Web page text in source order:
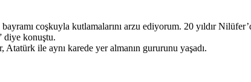
coşkuyla kutlamalarını arzu ediyorum. 20 yıldır
diye konuştu.
ile aynı karede yer almanın gururunu yaşadı.